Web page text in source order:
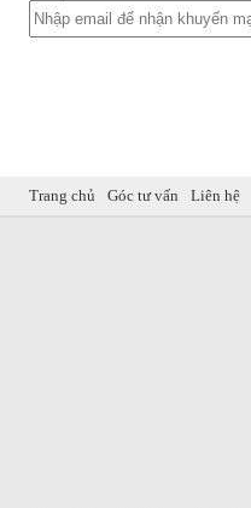
Trang chủ Góc tư vấn Liên hệ